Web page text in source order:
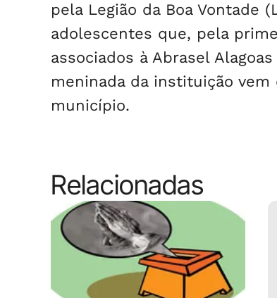
pela Legião da Boa Vontade
adolescentes que, pela
associados à Abrasel
meninada da instituição
município.
Relacionadas